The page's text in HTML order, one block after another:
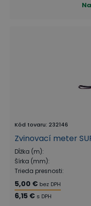
Kód tovaru: 232146
Zvinovací meter
Dĺžka (m):
Šírka (mm):
Trieda presnosti:
5,00 € bez DPH
6,15 € s DPH